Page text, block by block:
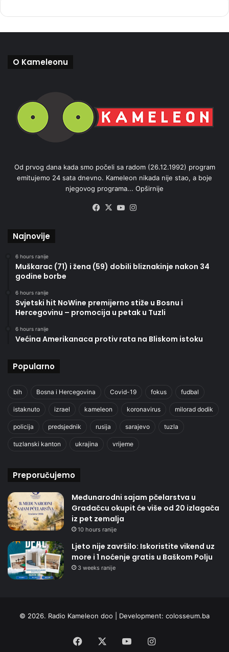
O Kameleonu
Od prvog dana kada smo počeli sa radom (26.12.1992) program
emitujemo 24 sata dnevno. Kameleon nikada nije stao, a boje
njegovog programa... Opširnije
Facebook
X YouTube
Najnovije
6 hours ranije
Muškarac (71) i žena (59) dobili bliznakinje nakon 34
godine borbe
6 hours ranije
Svjetski hit NoWine premijerno stiže u Bosnu i
Hercegovinu – promocija u petak u Tuzli
6 hours ranije
Većina Amerikanaca protiv rata na Bliskom istoku
Popularno
bih Bosna i Hercegovina Covid-19 fokus fudbal
istaknuto izrael kameleon koronavirus milorad dodik
policija predsjednik rusija sarajevo tuzla
tuzlanski kanton ukrajina vrijeme
Preporučujemo
Međunarodni sajam pčelarstva u
Gradačcu okupit će više od 20 izlagača
iz pet zemalja
10 hours ranije
Ljeto nije završilo: Iskoristite vikend uz
more i 1 noćenje gratis u Baškom Polju
3 weeks ranije
© 2026. Radio Kameleon doo | Development: colosseum.ba
Facebook YouTubeInstagram